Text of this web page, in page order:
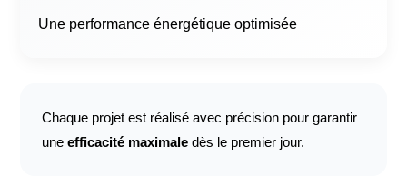
Une performance énergétique optimisée
Chaque projet est réalisé avec précision pour garantir
une efficacité maximale dès le premier jour.